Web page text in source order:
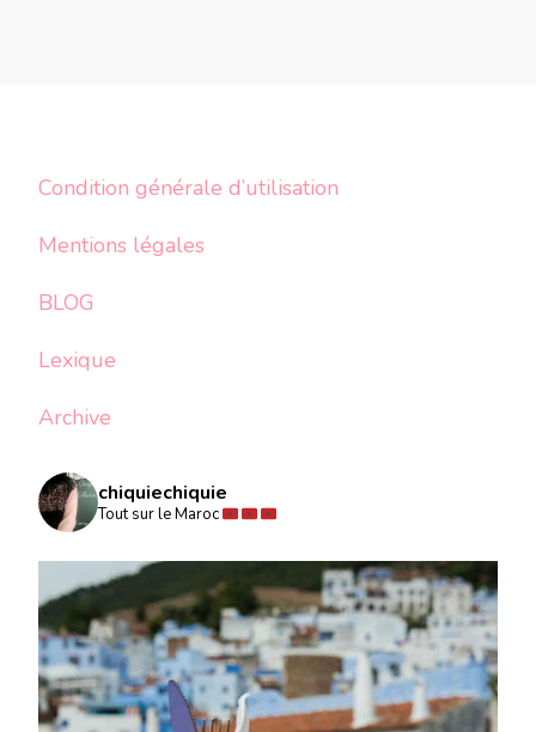
Condition générale d’utilisation
Mentions légales
BLOG
Lexique
Archive
chiquiechiquie
Tout sur le Maroc